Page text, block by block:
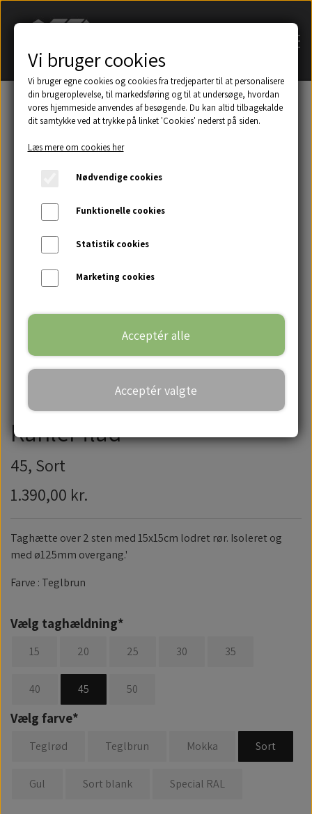
Søg på navn af tagsten
Et udsnit af eksempler på taghætter mm.
Galleri
Handelsbetingelser
Kähler flad
45, Sort
1.390,00 kr.
Taghætte over 2 sten med 15x15cm lodret rør. Isoleret og
med ø125mm overgang.'
Farve : Teglbrun
Vælg taghældning*
15 20 25 30 35
40 45 50
Vælg farve*
Teglrød Teglbrun Mokka Sort
Gul Sort blank Special RAL
Vi bruger cookies
Vi bruger egne cookies og cookies fra tredjeparter til at personalisere
din brugeroplevelse, til markedsføring og til at undersøge, hvordan
vores hjemmeside anvendes af besøgende. Du kan altid tilbagekalde
dit samtykke ved at trykke på linket 'Cookies' nederst på siden.
Læs mere om cookies her
Nødvendige cookies
Funktionelle cookies
Statistik cookies
Marketing cookies
Acceptér alle
Acceptér valgte